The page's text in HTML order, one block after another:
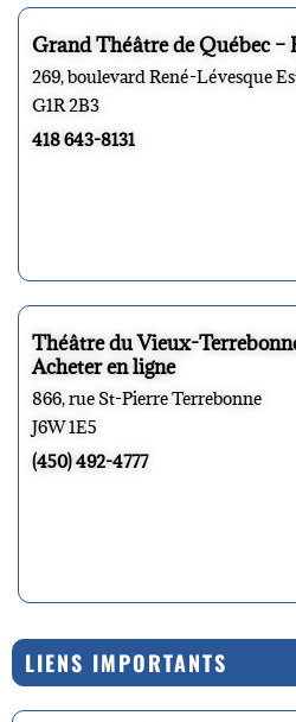
Grand Théâtre de Québec –
269, boulevard René-Lévesque
G1R 2B3
418 643-8131
Théâtre du Vieux-
Acheter en ligne
866, rue St-Pierre Terrebonne
J6W 1E5
(450) 492-4777
LIENS IMPORTANTS